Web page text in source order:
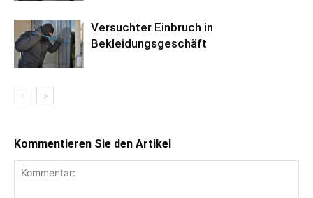
Versuchter Einbruch in
Bekleidungsgeschäft
Kommentieren Sie den Artikel